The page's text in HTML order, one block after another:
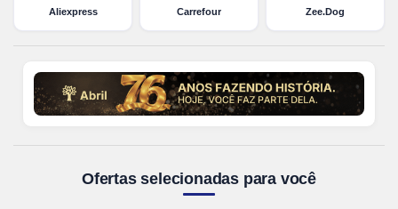
Aliexpress Carrefour Zee.Dog
Ofertas selecionadas para você